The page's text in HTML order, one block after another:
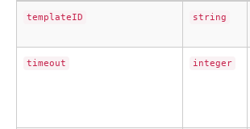
templateID string
timeout integer